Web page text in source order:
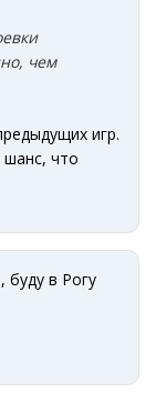
чем
игр.
шанс, что
буду в Рогу